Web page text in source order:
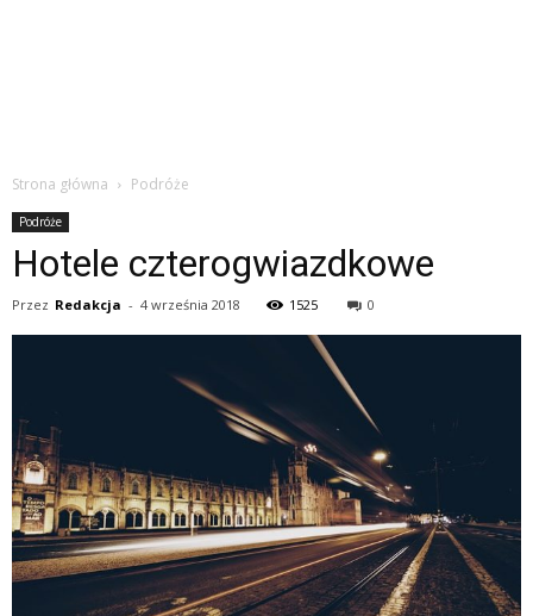
Strona główna Podróże
Podróże
Hotele czterogwiazdkowe
Przez Redakcja - 4 września 2018 1525 0